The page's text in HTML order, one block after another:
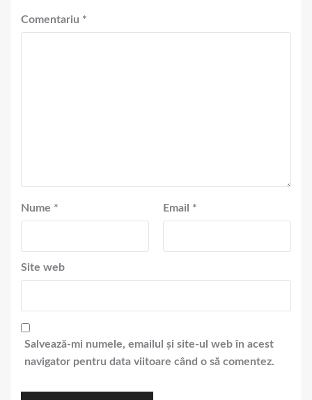
Comentariu *
Nume * Email *
Site web
Salvează-mi numele, emailul și site-ul web în acest
navigator pentru data viitoare când o să comentez.